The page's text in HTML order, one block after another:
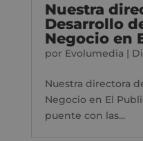
Nuestra
Desarrollo
Negocio en
por Evolumedia |
Nuestra directora
Negocio en El
puente con las...